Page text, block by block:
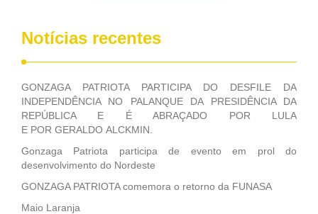
Notícias recentes
GONZAGA PATRIOTA PARTICIPA DO DESFILE DA
INDEPENDÊNCIA NO PALANQUE DA PRESIDÊNCIA DA
REPÚBLICA E É ABRAÇADO POR LULA
E POR GERALDO ALCKMIN.
Gonzaga Patriota participa de evento em prol do
desenvolvimento do Nordeste
GONZAGA PATRIOTA comemora o retorno da FUNASA
Maio Laranja